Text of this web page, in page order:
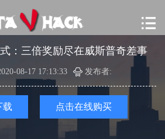
：三倍奖励尽在威斯普奇差事
08-17 17:13:33 发布者:
载 点击在线购买